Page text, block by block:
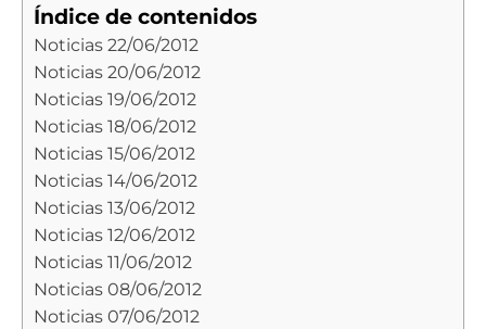
Índice de contenidos
Noticias 22/06/2012
Noticias 20/06/2012
Noticias 19/06/2012
Noticias 18/06/2012
Noticias 15/06/2012
Noticias 14/06/2012
Noticias 13/06/2012
Noticias 12/06/2012
Noticias 11/06/2012
Noticias 08/06/2012
Noticias 07/06/2012